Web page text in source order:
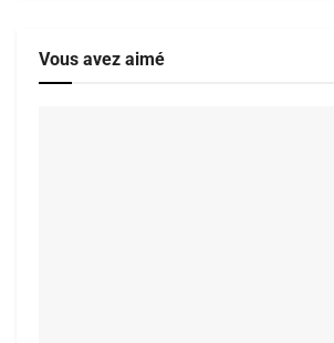
Vous avez aimé